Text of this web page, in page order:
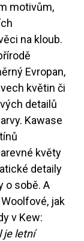
motivům,
na kloub.
Evropan,
květin či
detailů
Kawase
květy
detaily
o sobě. A
jak
v Kew:
je letní